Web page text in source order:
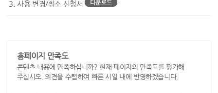
3. 사용 변경/취소 신청서
홈페이지 만족도
콘텐츠 내용에 만족하십니까? 현재 페이지의 만족도를 평가해
주십시오. 의견을 수렴하여 빠른 시일 내에 반영하겠습니다.